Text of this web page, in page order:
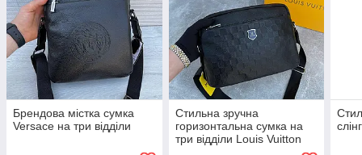
Брендова містка сумка
Versace на три відділи
Стильна зручна
горизонтальна сумка на
три відділи Louis Vuitton